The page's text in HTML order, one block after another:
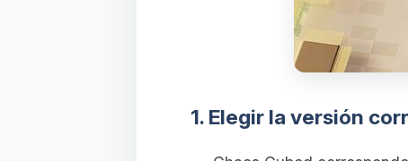
1. Elegir la versión